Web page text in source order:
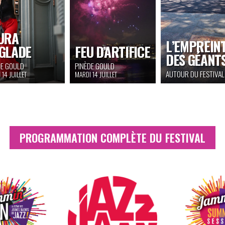
GOULD
JUILLET
FEU D’ARTIFICE
PINÈDE GOULD
MARDI 14 JUILLET
DES
AUTOUR DU FESTIVAL
PROGRAMMATION COMPLÈTE DU FESTIVAL